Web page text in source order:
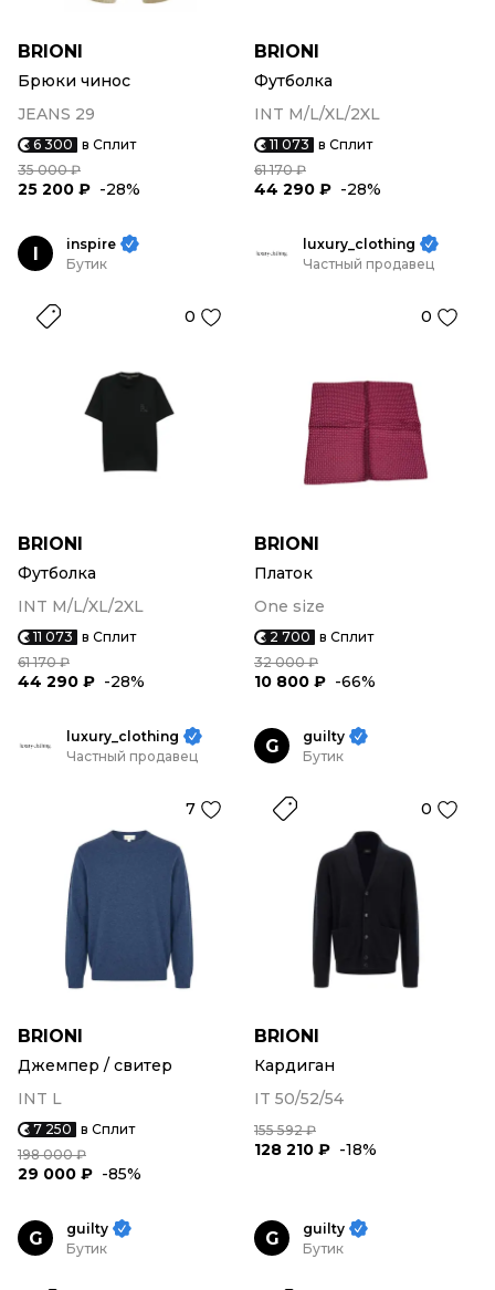
BRIONI
Брюки чинос
JEANS 29
6 300 в Сплит
35 000 ₽
25 200 ₽ -28%
BRIONI
Футболка
INT M/L/XL/2XL
11 073 в Сплит
61 170 ₽
44 290 ₽ -28%
I
inspire
Бутик
0
BRIONI
Футболка
INT M/L/XL/2XL
11 073 в Сплит
61 170 ₽
44 290 ₽ -28%
luxury_clothing
Частный продавец
0
BRIONI
Платок
One size
2 700 в Сплит
32 000 ₽
10 800 ₽ -66%
luxury_clothing
Частный продавец
7
BRIONI
Джемпер / свитер
INT L
7 250 в Сплит
198 000 ₽
29 000 ₽ -85%
G
guilty
Бутик
0
BRIONI
Кардиган
IT 50/52/54
155 592 ₽
128 210 ₽ -18%
G
guilty
Бутик
G
guilty
Бутик